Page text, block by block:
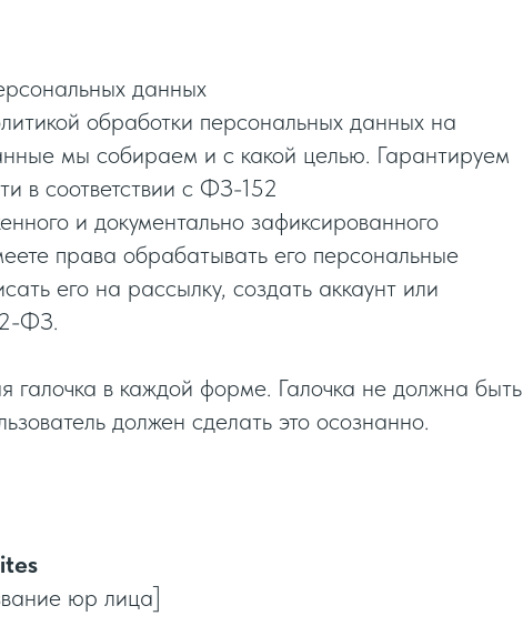
данных
обработки персональных данных на
мы собираем и с какой целью. Гарантируем
в соответствии с ФЗ-152
и документально зафиксированного
права обрабатывать его персональные
его на рассылку, создать аккаунт или
ФЗ.
галочка в каждой форме. Галочка не должна быть
должен сделать это осознанно.
юр лица]